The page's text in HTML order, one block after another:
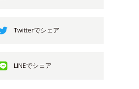
Twitterでシェア
LINEでシェア